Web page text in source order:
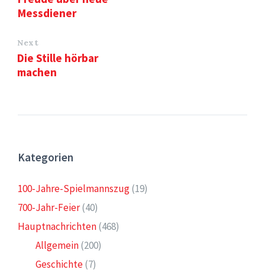
Messdiener
Next
Die Stille hörbar
machen
Kategorien
100-Jahre-Spielmannszug(19)
700-Jahr-Feier(40)
Hauptnachrichten(468)
Allgemein(200)
Geschichte(7)